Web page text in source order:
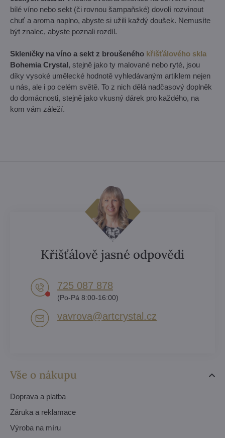
bílé víno nebo sekt (či rovnou šampaňské) dovolí rozvinout
chuť a aroma naplno, abyste si užili každý doušek. Nemusíte
být znalec, abyste poznali rozdíl.
Skleničky na víno a sekt z broušeného křišťálového skla
Bohemia Crystal, stejně jako ty malované nebo ryté, jsou
díky vysoké umělecké hodnotě vyhledávaným artiklem nejen
u nás, ale i po celém světě. To z nich dělá nadčasový doplněk
do domácnosti, stejně jako vkusný dárek pro každého, na
kom vám záleží.
Vše o nákupu
Doprava a platba
Záruka a reklamace
Výroba na míru
Křišťálově jasné odpovědi
725 087 878​
(Po-Pá 8:00-16:00)
vavrova​@artcrystal​.cz